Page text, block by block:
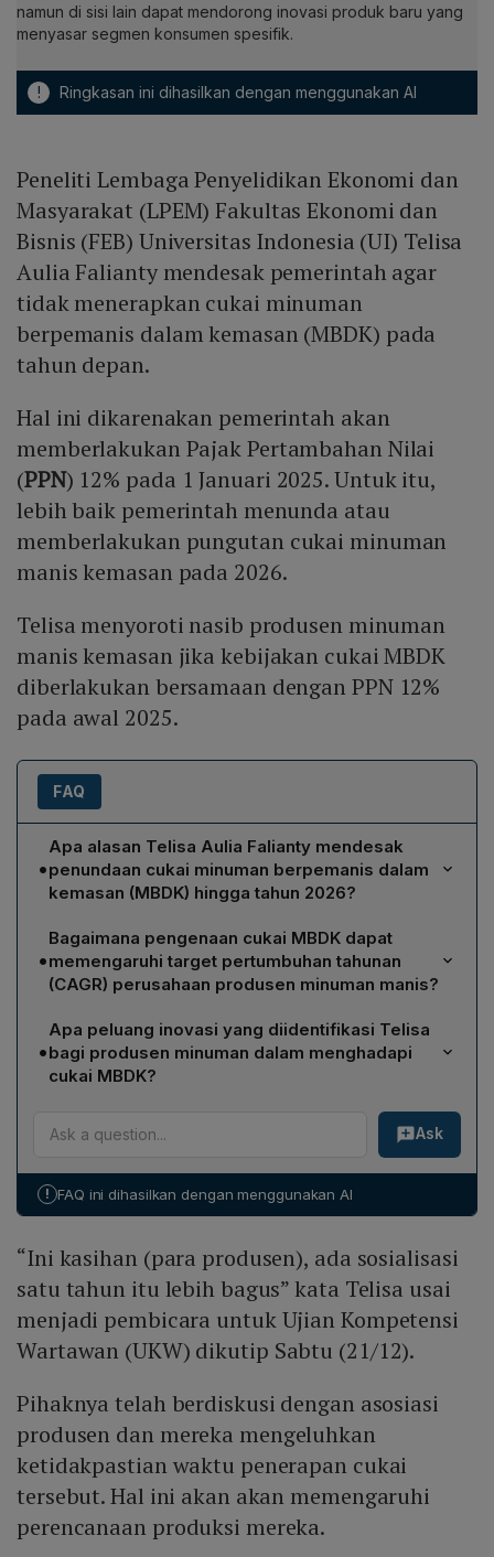
namun di sisi lain dapat mendorong inovasi produk baru yang
menyasar segmen konsumen spesifik.
! Ringkasan ini dihasilkan dengan menggunakan AI
Peneliti Lembaga Penyelidikan Ekonomi dan
Masyarakat (LPEM) Fakultas Ekonomi dan
Bisnis (FEB) Universitas Indonesia (UI) Telisa
Aulia Falianty mendesak pemerintah agar
tidak menerapkan cukai minuman
berpemanis dalam kemasan (MBDK) pada
tahun depan.
Hal ini dikarenakan pemerintah akan
memberlakukan Pajak Pertambahan Nilai
(PPN) 12% pada 1 Januari 2025. Untuk itu,
lebih baik pemerintah menunda atau
memberlakukan pungutan cukai minuman
manis kemasan pada 2026.
Telisa menyoroti nasib produsen minuman
manis kemasan jika kebijakan cukai MBDK
diberlakukan bersamaan dengan PPN 12%
pada awal 2025.
FAQ
•
Apa alasan Telisa Aulia Falianty mendesak
penundaan cukai minuman berpemanis dalam
kemasan (MBDK) hingga tahun 2026?
Telisa berpendapat bahwa penerapan cukai MBDK
bersamaan dengan PPN 12% pada Januari 2025 akan
memberatkan produsen karena menimbulkan
ketidakpastian waktu penerapan, meningkatkan biaya
produksi, dan berpotensi menurunkan permintaan serta
mendorong munculnya produk ilegal. Ia menyarankan
penundaan hingga 2026 agar ada sosialisasi satu tahun
•
Bagaimana pengenaan cukai MBDK dapat
memengaruhi target pertumbuhan tahunan
(CAGR) perusahaan produsen minuman manis?
Cukai MBDK meningkatkan biaya produksi yang
biasanya diikuti kenaikan harga jual. Harga yang lebih
tinggi dapat menurunkan minat konsumen, mengurangi
Akibatnya, perusahaan kesulitan mencapai target CAGR
positif dan bahkan berisiko mengalami penurunan
CAGR, yang menjadi kekhawatiran utama produsen.
•
Apa peluang inovasi yang diidentifikasi Telisa
bagi produsen minuman dalam menghadapi
cukai MBDK?
Telisa menyebutkan bahwa tekanan biaya dapat
mendorong produsen mengembangkan varian low‑end
dengan harga lebih terjangkau serta produk high‑end
Diversifikasi ini memungkinkan perusahaan tetap
pasar baru meski terdapat cukai.
Ask
! FAQ ini dihasilkan dengan menggunakan AI
“Ini kasihan (para produsen), ada sosialisasi
satu tahun itu lebih bagus” kata Telisa usai
menjadi pembicara untuk Ujian Kompetensi
Wartawan (UKW) dikutip Sabtu (21/12).
Pihaknya telah berdiskusi dengan asosiasi
produsen dan mereka mengeluhkan
ketidakpastian waktu penerapan cukai
tersebut. Hal ini akan akan memengaruhi
perencanaan produksi mereka.